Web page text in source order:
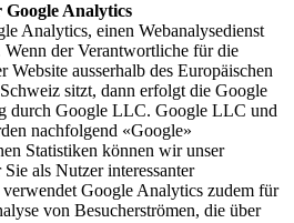
Analytics
Analytics, einen Webanalysedienst
der Verantwortliche für die
Website ausserhalb des Europäischen
sitzt, dann erfolgt die Google
durch Google LLC. Google LLC und
nachfolgend «Google»
Statistiken können wir unser
als Nutzer interessanter
verwendet Google Analytics zudem für
von Besucherströmen, die über